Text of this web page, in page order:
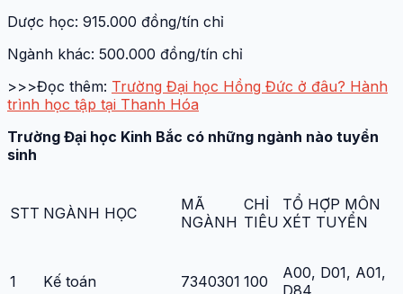
Dược học: 915.000 đồng/tín chỉ
Ngành khác: 500.000 đồng/tín chỉ
>>>Đọc thêm: Trường Đại học Hồng Đức ở đâu? Hành
trình học tập tại Thanh Hóa
Trường Đại học Kinh Bắc có những ngành nào tuyển
sinh
STT NGÀNH HỌC
MÃ
NGÀNH
CHỈ
TIÊU
TỔ HỢP MÔN
XÉT TUYỂN
1 Kế toán 7340301 100
A00, D01, A01,